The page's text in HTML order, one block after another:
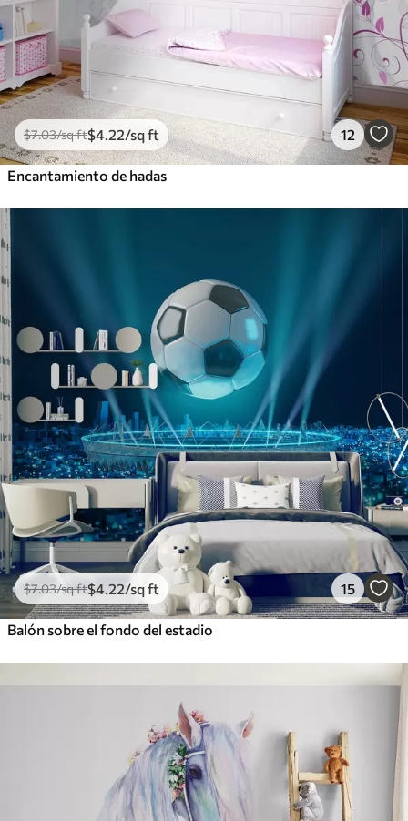
$7.03/sq ft$4 .22/sq ft 12
Encantamiento de hadas
$7.03/sq ft$4 .22/sq ft 15
Balón sobre el fondo del estadio